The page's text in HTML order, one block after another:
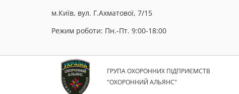
м.Київ, вул. Г.Ахматової, 7/15
Режим роботи: Пн.-Пт. 9:00-18:00
ГРУПА ОХОРОННИХ ПІДПРИЄМСТВ
"ОХОРОННИЙ АЛЬЯНС"